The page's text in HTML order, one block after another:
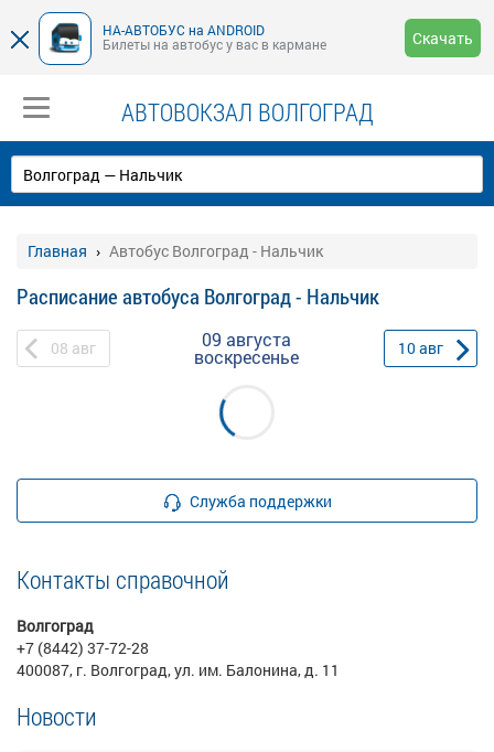
НА-АВТОБУС на ANDROID
Билеты на автобус у вас в кармане
Скачать
АВТОВОКЗАЛ ВОЛГОГРАД
Главная Автобус Волгоград - Нальчик
Расписание автобуса Волгоград - Нальчик
08 авг 09 августа
воскресенье 10авг
Служба поддержки
Контакты справочной
Волгоград
+7 (8442) 37-72-28
400087, г. Волгоград, ул. им. Балонина, д. 11
Новости